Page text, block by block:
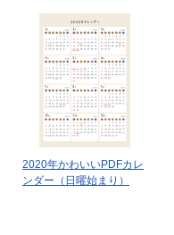
2020年かわいいPDFカレ
ンダー（日曜始まり）